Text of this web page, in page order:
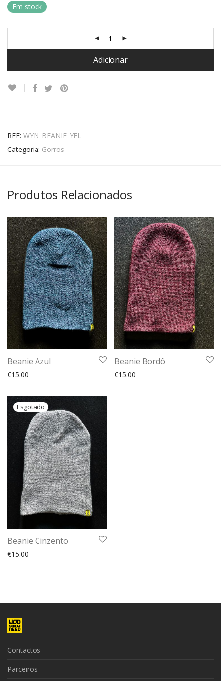
Em stock
Adicionar
REF: WYN_BEANIE_YEL
Categoria: Gorros
Produtos Relacionados
Beanie Azul
€15.00
Beanie Bordô
€15.00
Beanie Cinzento
€15.00
Contactos
Parceiros